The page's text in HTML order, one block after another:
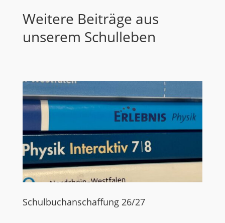
Weitere Beiträge aus
unserem Schulleben
Schulbuchanschaffung 26/27